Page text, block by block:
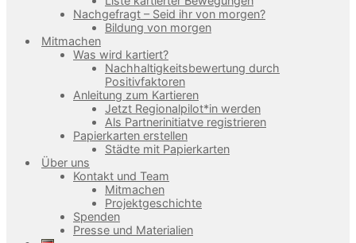
Nachgefragt – Seid ihr von morgen?
Bildung von morgen
Mitmachen
Was wird kartiert?
Nachhaltigkeitsbewertung durch
Positivfaktoren
Anleitung zum Kartieren
Jetzt Regionalpilot*in werden
Als Partnerinitiatve registrieren
Papierkarten erstellen
Städte mit Papierkarten
Über uns
Kontakt und Team
Mitmachen
Projektgeschichte
Spenden
Presse und Materialien